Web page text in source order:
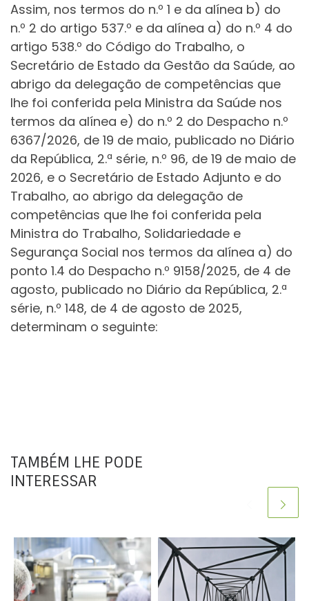
Assim, nos termos do n.º 1 e da alínea b) do
n.º 2 do artigo 537.º e da alínea a) do n.º 4 do
artigo 538.º do Código do Trabalho, o
Secretário de Estado da Gestão da Saúde, ao
abrigo da delegação de competências que
lhe foi conferida pela Ministra da Saúde nos
termos da alínea e) do n.º 2 do Despacho n.º
6367/2026, de 19 de maio, publicado no Diário
da República, 2.ª série, n.º 96, de 19 de maio de
2026, e o Secretário de Estado Adjunto e do
Trabalho, ao abrigo da delegação de
competências que lhe foi conferida pela
Ministra do Trabalho, Solidariedade e
Segurança Social nos termos da alínea a) do
ponto 1.4 do Despacho n.º 9158/2025, de 4 de
agosto, publicado no Diário da República, 2.ª
série, n.º 148, de 4 de agosto de 2025,
determinam o seguinte:
TAMBÉM LHE PODE
INTERESSAR